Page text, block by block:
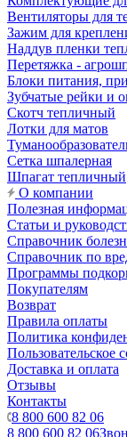
Вентиляторы для
Зажим для
Наддув пленки
Перетяжка -
Блоки питания,
Зубчатые рейки и
Скотч тепличный
Лотки для матов
Сетка шпалерная
Шпагат тепличный
О компании
Полезная
Статьи и
Справочник
Справочник по
Программы
Покупателям
Возврат
Правила оплаты
Политика
Пользовательское
Доставка и оплата
Отзывы
Контакты
8 800 600 82 06
8 800 600 82 06